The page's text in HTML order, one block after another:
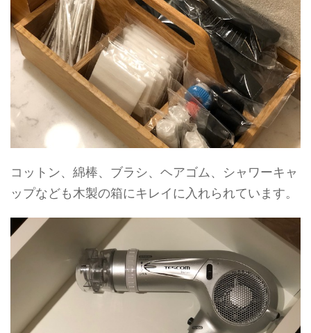
コットン、綿棒、ブラシ、ヘアゴム、シャワーキャ
ップなども木製の箱にキレイに入れられています。